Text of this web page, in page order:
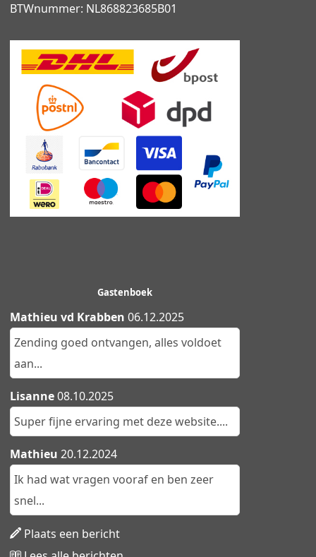
BTWnummer: NL868823685B01
Gastenboek
Mathieu vd Krabben 06.12.2025
Zending goed ontvangen, alles voldoet
aan...
Lisanne08.10.2025
Super fijne ervaring met deze website....
Mathieu 20.12.2024
Ik had wat vragen vooraf en ben zeer
snel...
Plaats een bericht